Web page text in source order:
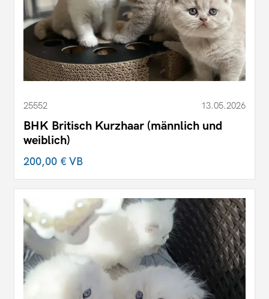
25552 13.05.2026
BHK Britisch Kurzhaar (männlich und
weiblich)
200,00 €VB